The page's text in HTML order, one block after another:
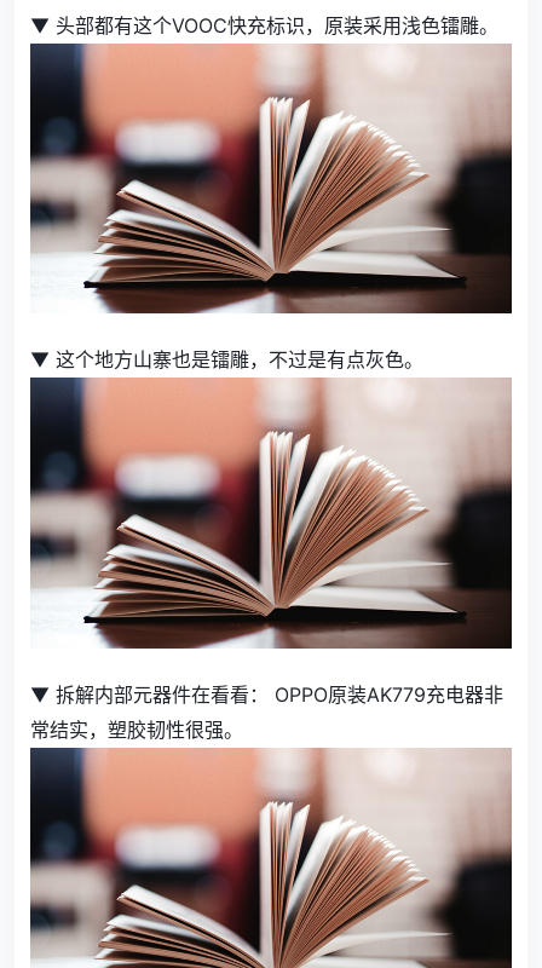
▼ 头部都有这个VOOC快充标识，原装采用浅色镭雕。
▼ 这个地方山寨也是镭雕，不过是有点灰色。
▼ 拆解内部元器件在看看： OPPO原装AK779充电器非
常结实，塑胶韧性很强。